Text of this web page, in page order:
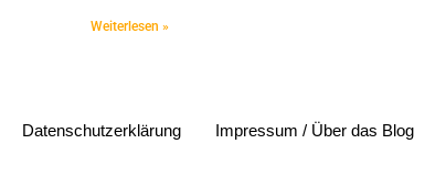
Weiterlesen »
Datenschutzerklärung Impressum / Über das Blog